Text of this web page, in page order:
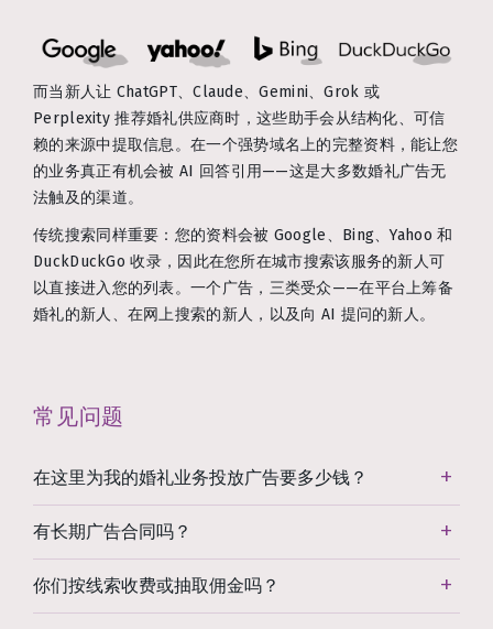
而当新人让 ChatGPT、Claude、Gemini、Grok 或
Perplexity 推荐婚礼供应商时，这些助手会从结构化、可信
赖的来源中提取信息。在一个强势域名上的完整资料，能让您
的业务真正有机会被 AI 回答引用——这是大多数婚礼广告无
法触及的渠道。
传统搜索同样重要：您的资料会被 Google、Bing、Yahoo 和
DuckDuckGo 收录，因此在您所在城市搜索该服务的新人可
以直接进入您的列表。一个广告，三类受众——在平台上筹备
婚礼的新人、在网上搜索的新人，以及向 AI 提问的新人。
常见问题
在这里为我的婚礼业务投放广告要多少钱？
有长期广告合同吗？
你们按线索收费或抽取佣金吗？